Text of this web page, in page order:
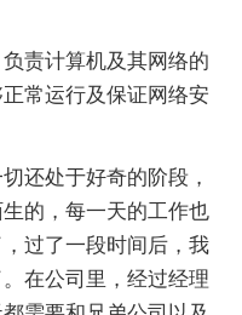
责计算机及其网络的
常运行及保证网络安
还处于好奇的阶段，
的，每一天的工作也
过了一段时间后，我
在公司里，经过经理